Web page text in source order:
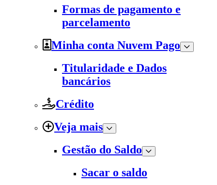
Formas de pagamento e
parcelamento
Minha conta Nuvem Pago
Titularidade e Dados
bancários
Crédito
Veja mais
Gestão do Saldo
Sacar o saldo